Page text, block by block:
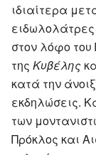
ιδιαίτερα
ειδωλολάτρες
στον λόφο
της Κυβέλης
κατά την
εκδηλώσεις.
των
Πρόκλος και